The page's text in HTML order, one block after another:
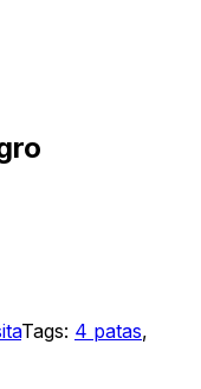
Tags: 4 patas,